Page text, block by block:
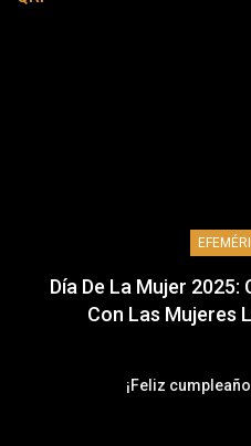
Día De La Mujer
Con Las Mujeres
¡Feliz